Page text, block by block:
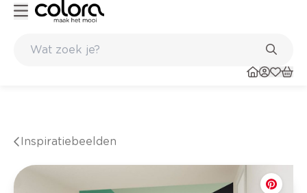
Inspiratiebeelden